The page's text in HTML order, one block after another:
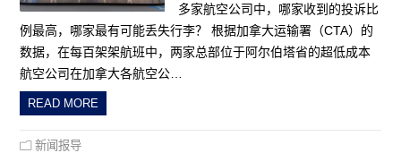
多家航空公司中，哪家收到的投诉比
例最高，哪家最有可能丢失行李？ 根据加拿大运输署（CTA）的
数据，在每百架架航班中，两家总部位于阿尔伯塔省的超低成本
航空公司在加拿大各航空公…
READ MORE
新闻报导